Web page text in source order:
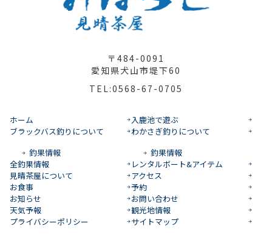
〒484-0091
愛知県犬山市堤下60
TEL:0568-67-0705
ホーム
入鹿池で遊ぶ
ブラックバス釣りについて
釣果情報
わかさぎ釣りについて
釣果情報
全釣果情報
レンタルボート&アイテム
見晴茶屋について
アクセス
お食事
予約
お知らせ
お問い合わせ
天気予報
観光地情報
プライバシーポリシー
サイトマップ